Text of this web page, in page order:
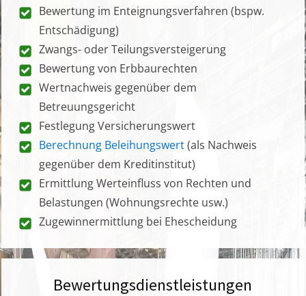
Bewertung im Enteignungsverfahren (bspw.
Entschädigung)
Zwangs- oder Teilungsversteigerung
Bewertung von Erbbaurechten
Wertnachweis gegenüber dem
Betreuungsgericht
Festlegung Versicherungswert
Berechnung Beleihungswert(als Nachweis
gegenüber dem Kreditinstitut)
Ermittlung Werteinfluss von Rechten und
Belastungen (Wohnungsrechte usw.)
Zugewinnermittlung bei Ehescheidung
Bewertungsdienstleistungen